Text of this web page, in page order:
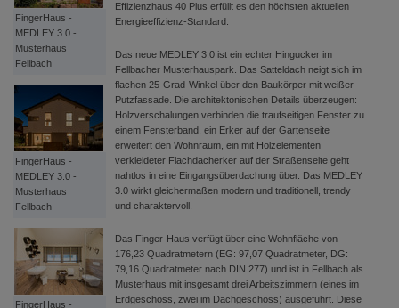
FingerHaus -
MEDLEY 3.0 -
Musterhaus
Fellbach
FingerHaus -
MEDLEY 3.0 -
Musterhaus
Fellbach
FingerHaus -
Effizienzhaus 40 Plus erfüllt es den höchsten aktuellen
Energieeffizienz-Standard.
Das neue MEDLEY 3.0 ist ein echter Hingucker im
Fellbacher Musterhauspark. Das Satteldach neigt sich im
flachen 25-Grad-Winkel über den Baukörper mit weißer
Putzfassade. Die architektonischen Details überzeugen:
Holzverschalungen verbinden die traufseitigen Fenster zu
einem Fensterband, ein Erker auf der Gartenseite
erweitert den Wohnraum, ein mit Holzelementen
verkleideter Flachdacherker auf der Straßenseite geht
nahtlos in eine Eingangsüberdachung über. Das MEDLEY
3.0 wirkt gleichermaßen modern und traditionell, trendy
und charaktervoll.
Das Finger-Haus verfügt über eine Wohnfläche von
176,23 Quadratmetern (EG: 97,07 Quadratmeter, DG:
79,16 Quadratmeter nach DIN 277) und ist in Fellbach als
Musterhaus mit insgesamt drei Arbeitszimmern (eines im
Erdgeschoss, zwei im Dachgeschoss) ausgeführt. Diese